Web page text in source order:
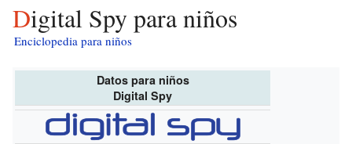
Digital Spy para niños
Enciclopedia para niños
Datos para niños
Digital Spy